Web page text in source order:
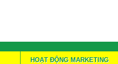
HOẠT ĐỘNG MARKETING